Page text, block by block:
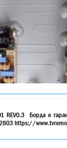
REV0.3 Борда е
https://